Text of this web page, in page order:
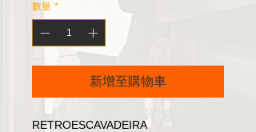
數量 *
新增至購物車
RETROESCAVADEIRA